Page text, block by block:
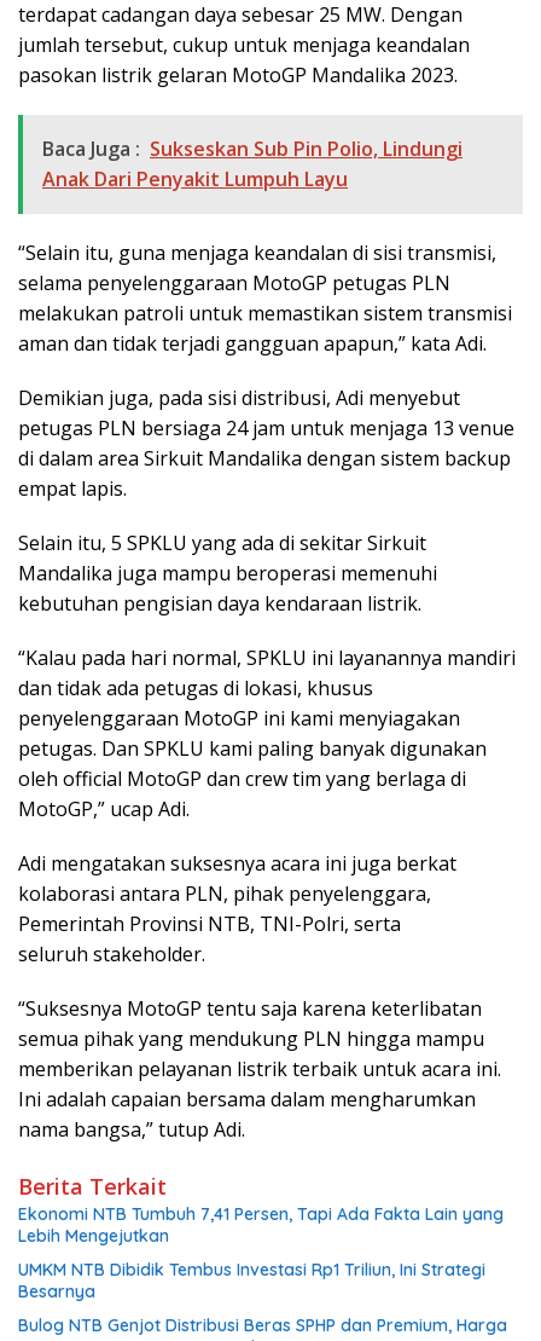
terdapat cadangan daya sebesar 25 MW. Dengan
jumlah tersebut, cukup untuk menjaga keandalan
pasokan listrik gelaran MotoGP Mandalika 2023.
Baca Juga : Sukseskan Sub Pin Polio, Lindungi
Anak Dari Penyakit Lumpuh Layu
“Selain itu, guna menjaga keandalan di sisi transmisi,
selama penyelenggaraan MotoGP petugas PLN
melakukan patroli untuk memastikan sistem transmisi
aman dan tidak terjadi gangguan apapun,” kata Adi.
Demikian juga, pada sisi distribusi, Adi menyebut
petugas PLN bersiaga 24 jam untuk menjaga 13 venue
di dalam area Sirkuit Mandalika dengan sistem backup
empat lapis.
Selain itu, 5 SPKLU yang ada di sekitar Sirkuit
Mandalika juga mampu beroperasi memenuhi
kebutuhan pengisian daya kendaraan listrik.
“Kalau pada hari normal, SPKLU ini layanannya mandiri
dan tidak ada petugas di lokasi, khusus
penyelenggaraan MotoGP ini kami menyiagakan
petugas. Dan SPKLU kami paling banyak digunakan
oleh official MotoGP dan crew tim yang berlaga di
MotoGP,” ucap Adi.
Adi mengatakan suksesnya acara ini juga berkat
kolaborasi antara PLN, pihak penyelenggara,
Pemerintah Provinsi NTB, TNI-Polri, serta
seluruh stakeholder.
“Suksesnya MotoGP tentu saja karena keterlibatan
semua pihak yang mendukung PLN hingga mampu
memberikan pelayanan listrik terbaik untuk acara ini.
Ini adalah capaian bersama dalam mengharumkan
nama bangsa,” tutup Adi.
Berita Terkait
Ekonomi NTB Tumbuh 7,41 Persen, Tapi Ada Fakta Lain yang
Lebih Mengejutkan
UMKM NTB Dibidik Tembus Investasi Rp1 Triliun, Ini Strategi
Besarnya
Bulog NTB Genjot Distribusi Beras SPHP dan Premium, Harga